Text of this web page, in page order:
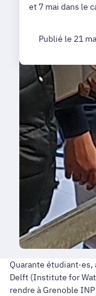
et 7 mai dans le
Publié le 21
Quarante étudiant·es,
Delft (Institute for
rendre à Grenoble